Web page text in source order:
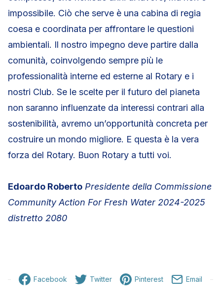
impossibile. Ciò che serve è una cabina di regia
coesa e coordinata per affrontare le questioni
ambientali. Il nostro impegno deve partire dalla
comunità, coinvolgendo sempre più le
professionalità interne ed esterne al Rotary e i
nostri Club. Se le scelte per il futuro del pianeta
non saranno influenzate da interessi contrari alla
sostenibilità, avremo un’opportunità concreta per
costruire un mondo migliore. E questa è la vera
forza del Rotary. Buon Rotary a tutti voi.
Edoardo Roberto Presidente della Commissione
Community Action For Fresh Water 2024-2025
distretto 2080
Facebook Twitter Pinterest Email